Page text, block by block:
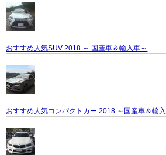
おすすめ人気SUV 2018 ～ 国産車＆輸入車～
おすすめ人気コンパクトカー 2018 ～国産車＆輸